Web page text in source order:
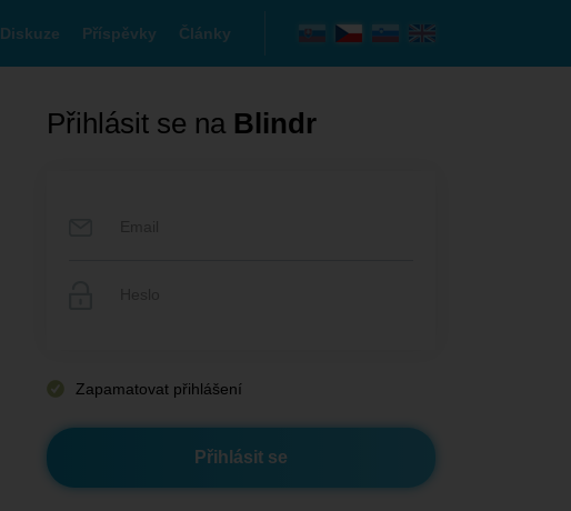
Diskuze Příspěvky Články
Přihlásit se na Blindr
Zapamatovat přihlášení